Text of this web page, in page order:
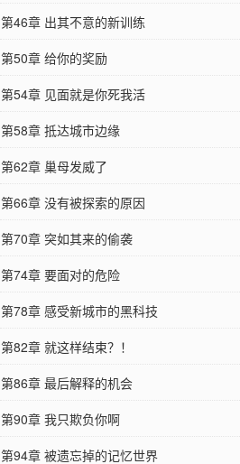
第46章 出其不意的新训练
第50章 给你的奖励
第54章 见面就是你死我活
第58章 抵达城市边缘
第62章 巢母发威了
第66章 没有被探索的原因
第70章 突如其来的偷袭
第74章 要面对的危险
第78章 感受新城市的黑科技
第82章 就这样结束？！
第86章 最后解释的机会
第90章 我只欺负你啊
第94章 被遗忘掉的记忆世界